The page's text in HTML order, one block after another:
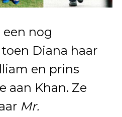
een nog
Diana haar
en prins
aan Khan. Ze
Mr.